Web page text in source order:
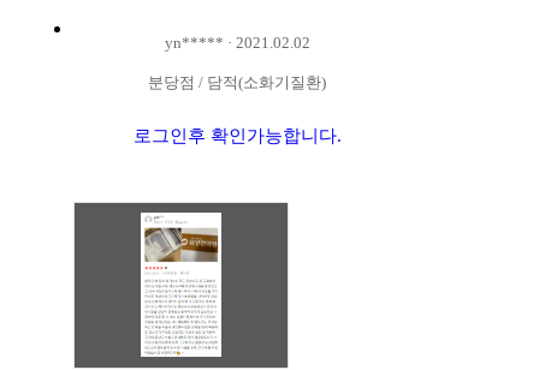
yn***** · 2021.02.02
분당점 / 담적(소화기질환)
로그인후 확인가능합니다.